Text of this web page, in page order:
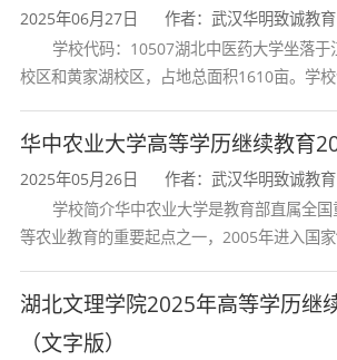
专业类别
学习形式
学费标准
全程学费
2025年06月27日
作者：武汉华明致诚教育
学校代码：10507湖北中医药大学坐落于
校区和黄家湖校区，占地总面积1610亩。学
育和最早开办中医研究
华中农业大学高等学历继续教育
2025年05月26日
作者：武汉华明致诚教育
学校简介华中农业大学是教育部直属全
等农业教育的重要起点之一，2005年进入国
首轮“双一流”成效
湖北文理学院2025年高等学历继
（文字版）